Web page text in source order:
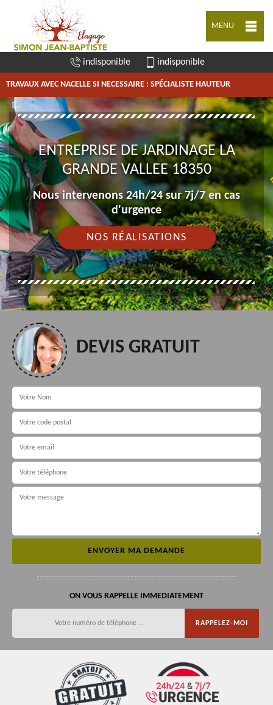
MENU
indisponible indisponible
TRAVAUX AVEC NACELLE SI NECESSAIRE : SPÉCIALISTE HAUTEUR
ENTREPRISE DE JARDINAGE LA
GRANDE VALLEE 18350
Nous intervenons 24h/24 sur 7j/7 en cas
d'urgence
NOS RÉALISATIONS
DEVIS GRATUIT
ON VOUS RAPPELLE IMMEDIATEMENT